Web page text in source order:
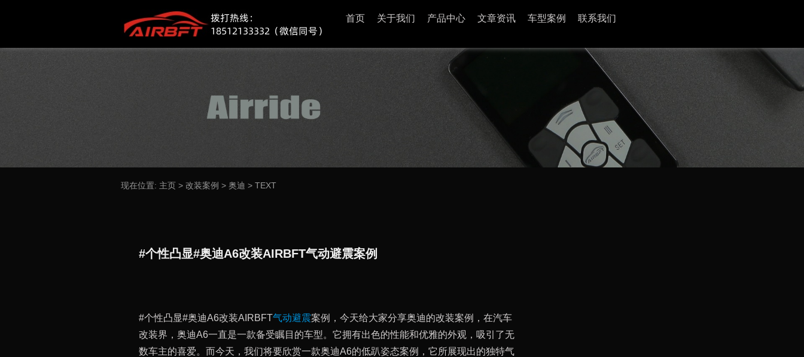
首页 关于我们 产品中心 文章资讯 车型案例 联系我们
现在位置: 主页 > 改装案例 > 奥迪 > TEXT
#个性凸显#奥迪A6改装AIRBFT气动避震案例
#个性凸显#奥迪A6改装AIRBFT气动避震案例，今天给大家分享奥迪的改装案例，在汽车
改装界，奥迪A6一直是一款备受瞩目的车型。它拥有出色的性能和优雅的外观，吸引了无
数车主的喜爱。而今天，我们将要欣赏一款奥迪A6的低趴姿态案例，它所展现出的独特气